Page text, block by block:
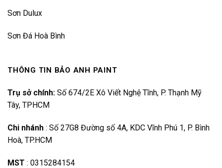
Sơn Dulux
Sơn Đá Hoà Bình
THÔNG TIN BẢO ANH PAINT
Trụ sở chính: Số 674/2E Xô Viết Nghệ Tĩnh, P. Thạnh Mỹ
Tây, TPHCM
Chi nhánh : Số 27G8 Đường số 4A, KDC Vĩnh Phú 1, P. Bình
Hoà, TP.HCM
MST : 0315284154